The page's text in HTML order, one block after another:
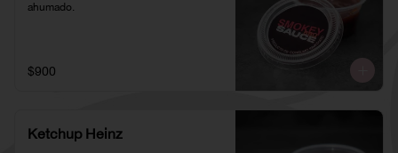
ahumado.
$900
Ketchup Heinz